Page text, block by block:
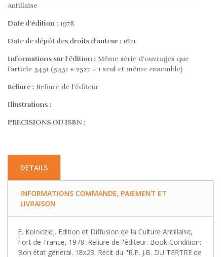
Antillaise
Date d'édition : 1978
Date de dépôt des droits d'auteur : 1671
Informations sur l'édition : Même série d'ouvrages que
l'article 5451 (5451 + 2527 = 1 seul et même ensemble)
Reliure : Reliure de l'éditeur
Illustrations :
PRECISIONS OU ISBN :
DETAILS
INFORMATIONS COMMANDE, PAIEMENT ET
LIVRAISON
E. Kolodziej. Edition et Diffusion de la Culture Antillaise,
Fort de France, 1978. Reliure de l'éditeur. Book Condition:
Bon état général. 18x23. Récit du "R.P. J.B. DU TERTRE de